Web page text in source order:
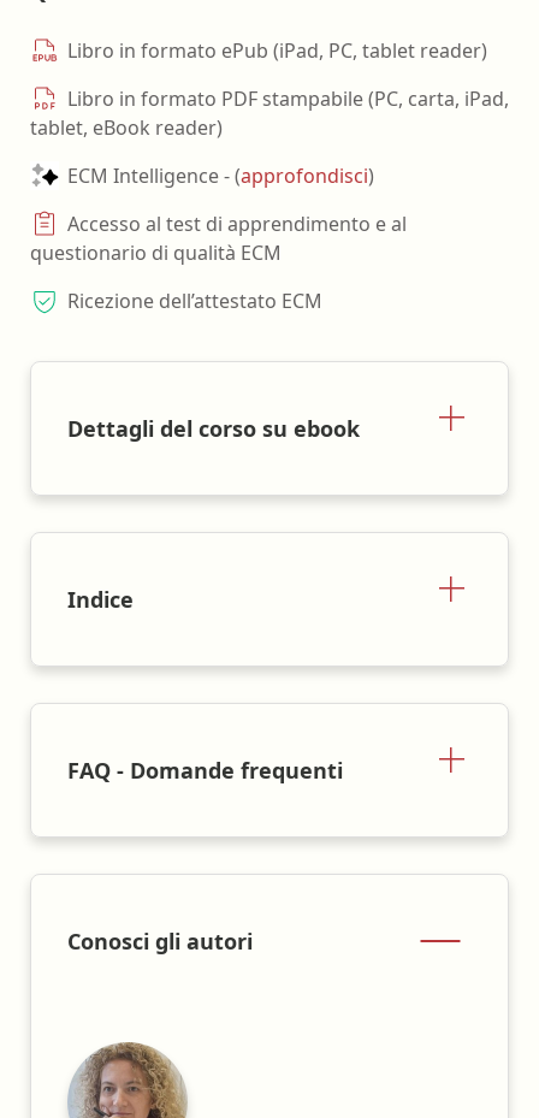
Libro in formato ePub (iPad, PC, tablet reader)
Libro in formato PDF stampabile (PC, carta, iPad,
tablet, eBook reader)
ECM Intelligence - (approfondisci)
Accesso al test di apprendimento e al
questionario di qualità ECM
Ricezione dell’attestato ECM
Dettagli del corso su ebook
Indice
FAQ - Domande frequenti
Conosci gli autori